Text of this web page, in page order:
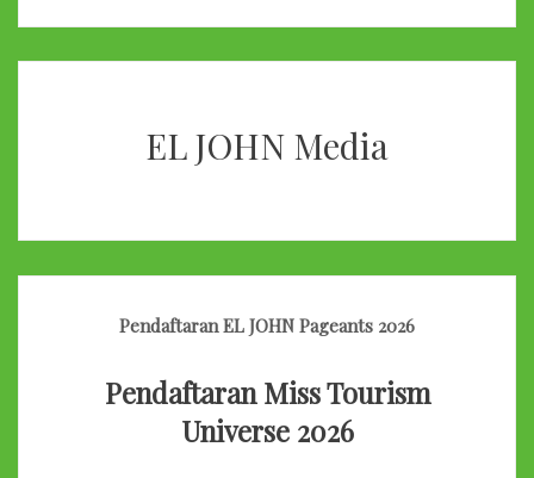
EL JOHN Media
Pendaftaran EL JOHN Pageants 2026
Pendaftaran Miss Tourism
Universe 2026